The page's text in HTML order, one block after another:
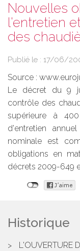
Nouvelles
l'entretien
des
Publié le : 17/06/
Source :
Le décret du 9
contrôle des
supérieure à
d'entretien
nominale est
obligations en
décrets 2009-649
Historique
L'OUVERTURE